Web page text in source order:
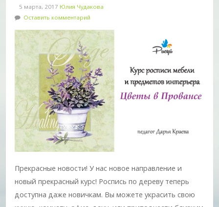
5 марта, 2017 Юлия Чудакова
Оставить комментарий
Прекрасные новости! У нас новое направление и
новый прекрасный курс! Роспись по дереву теперь
доступна даже новичкам. Вы можете украсить свою